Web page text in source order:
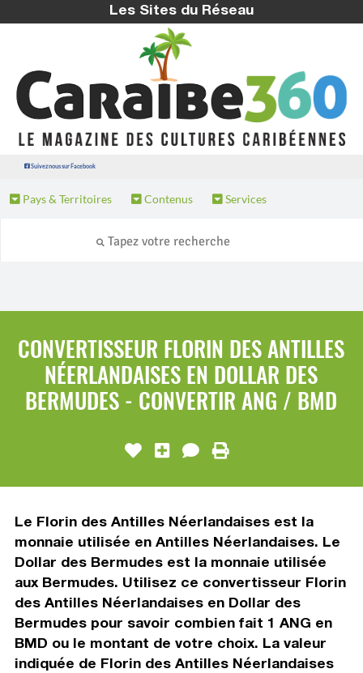
Les Sites du Réseau
Suivez nous sur Facebook
Pays & Territoires Contenus Services
CONVERTISSEUR FLORIN DES ANTILLES
NÉERLANDAISES EN DOLLAR DES
BERMUDES - CONVERTIR ANG / BMD
Le Florin des Antilles Néerlandaises est la
monnaie utilisée en Antilles Néerlandaises. Le
Dollar des Bermudes est la monnaie utilisée
aux Bermudes. Utilisez ce convertisseur Florin
des Antilles Néerlandaises en Dollar des
Bermudes pour savoir combien fait 1 ANG en
BMD ou le montant de votre choix. La valeur
indiquée de Florin des Antilles Néerlandaises